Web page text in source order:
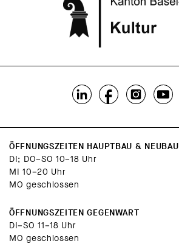
ÖFFNUNGSZEITEN HAUPTBAU & NEUBAU
DI; DO–SO 10–18 Uhr
MI 10–20 Uhr
MO geschlossen
ÖFFNUNGSZEITEN GEGENWART
DI–SO 11–18 Uhr
MO geschlossen